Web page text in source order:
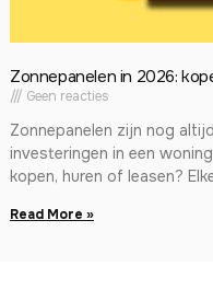
Zonnepanelen in 2026:
Geen reacties
Zonnepanelen zijn nog
investeringen in een
kopen, huren of leasen?
Read More »